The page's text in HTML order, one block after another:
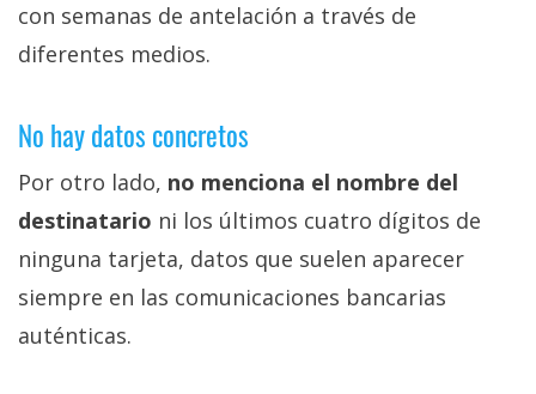
con semanas de antelación a través de
diferentes medios.
No hay datos concretos
Por otro lado, no menciona el nombre del
destinatario ni los últimos cuatro dígitos de
ninguna tarjeta, datos que suelen aparecer
siempre en las comunicaciones bancarias
auténticas.